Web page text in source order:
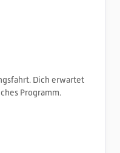
Dich erwartet
Programm.